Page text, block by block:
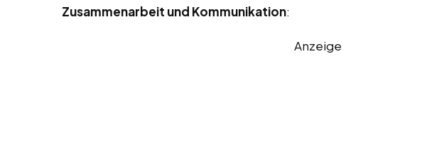
Zusammenarbeit und Kommunikation:
Anzeige